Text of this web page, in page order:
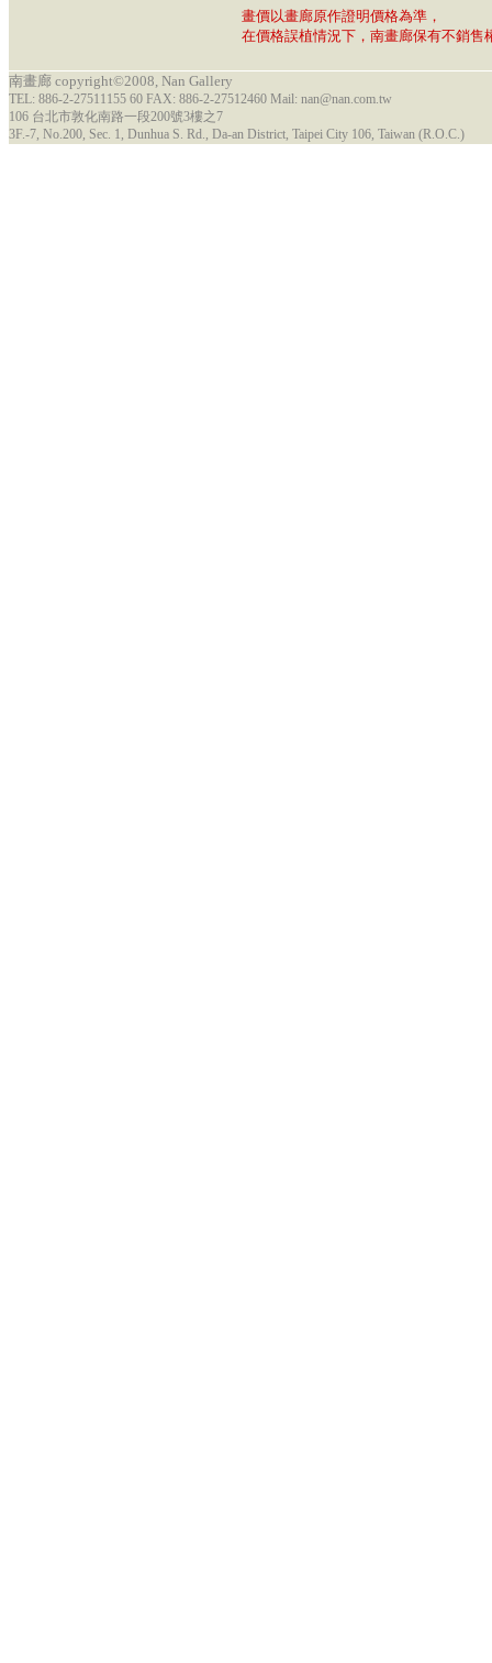
畫價以畫廊原作證明價格為準，
在價格誤植情況下，南畫廊保有不銷售
南畫廊 copyright©2008, Nan Gallery
TEL: 886-2-27511155 60 FAX: 886-2-27512460 Mail: nan@nan.com.tw
106 台北市敦化南路一段200號3樓之7
3F.-7, No.200, Sec. 1, Dunhua S. Rd., Da-an District, Taipei City 106, Taiwan (R.O.C.)